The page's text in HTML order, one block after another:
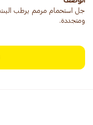
جل استحمام مرمم يرطب
ومتجددة.